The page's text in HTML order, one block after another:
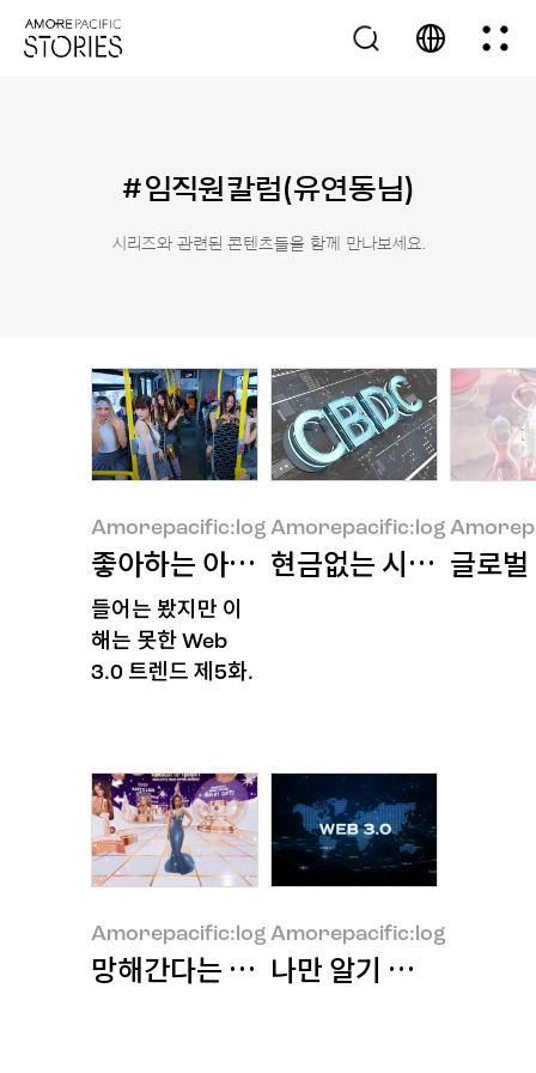
#임직원칼럼(유연동님)
시리즈와 관련된 콘텐츠들을 함께 만나보세요.
Amorepacific:log
Amorepacific:log
좋아하는 아티스트에 투자하세요
들어는 봤지만 이
해는 못한 Web
3.0 트렌드 제5화.
Amorepacific:log
현금없는 시대, 정말
글로
Amorepacific:log
망해간다는 메타버스에 투자하는 뷰
Amorepacific:log
나만 알기 아까운